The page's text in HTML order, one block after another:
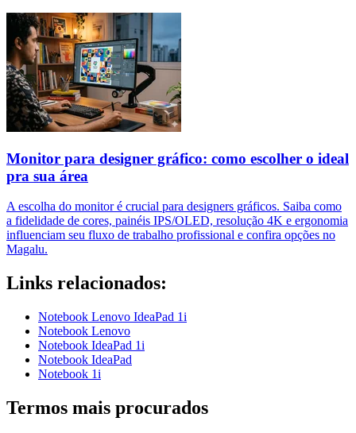
Monitor para designer gráfico: como escolher o ideal
pra sua área
A escolha do monitor é crucial para designers gráficos. Saiba como
a fidelidade de cores, painéis IPS/OLED, resolução 4K e ergonomia
influenciam seu fluxo de trabalho profissional e confira opções no
Magalu.
Links relacionados:
Notebook Lenovo IdeaPad 1i
Notebook Lenovo
Notebook IdeaPad 1i
Notebook IdeaPad
Notebook 1i
Termos mais procurados